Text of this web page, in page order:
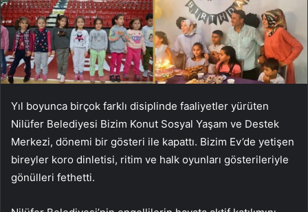
Yıl boyunca birçok farklı disiplinde faaliyetler yürüten
Nilüfer Belediyesi Bizim Konut Sosyal Yaşam ve Destek
Merkezi, dönemi bir gösteri ile kapattı. Bizim Ev’de yetişen
bireyler koro dinletisi, ritim ve halk oyunları gösterileriyle
gönülleri fethetti.